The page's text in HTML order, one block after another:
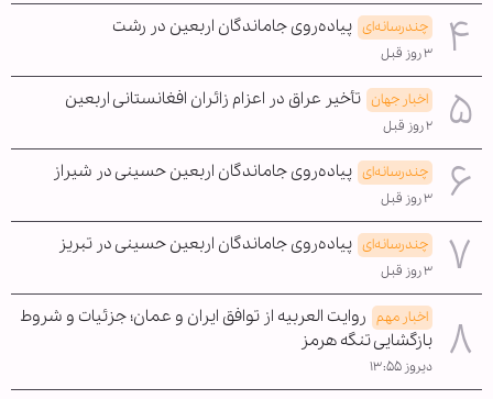
چندرسانه‌ای پیاده‌روی جاماندگان اربعین در رشت
۳ روز قبل
اخبار جهان تأخیر عراق در اعزام زائران افغانستانی اربعین
۲ روز قبل
چندرسانه‌ای پیاده‌روی جاماندگان اربعین حسینی در شیراز
۳ روز قبل
چندرسانه‌ای پیاده‌روی جاماندگان اربعین حسینی در تبریز
۳ روز قبل
اخبار مهم روایت العربیه از توافق ایران و عمان؛ جزئیات و شروط
بازگشایی تنگه هرمز
دیروز ۱۳:۵۵